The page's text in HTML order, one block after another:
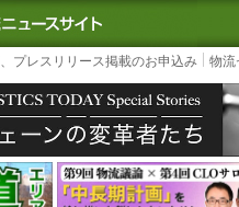
｜国内最大の物流ニュー
プレスリリース掲載のお申込み 物流